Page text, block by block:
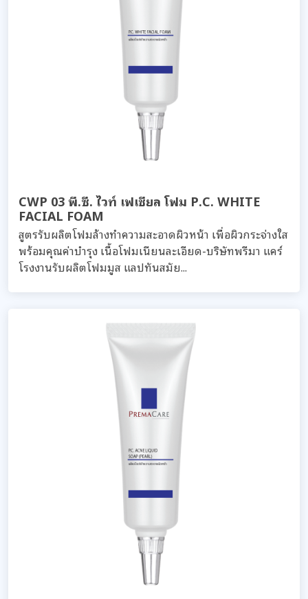
CWP 03 พี.ซี. ไวท์ เฟเชียล โฟม P.C. WHITE
FACIAL FOAM
สูตรรับผลิตโฟมล้างทำความสะอาดผิวหน้า เพื่อผิวกระจ่างใส
พร้อมคุณค่าบำรุง เนื้อโฟมเนียนละเอียด-บริษัทพรีมา แคร์
โรงงานรับผลิตโฟมมูส แลปทันสมัย...